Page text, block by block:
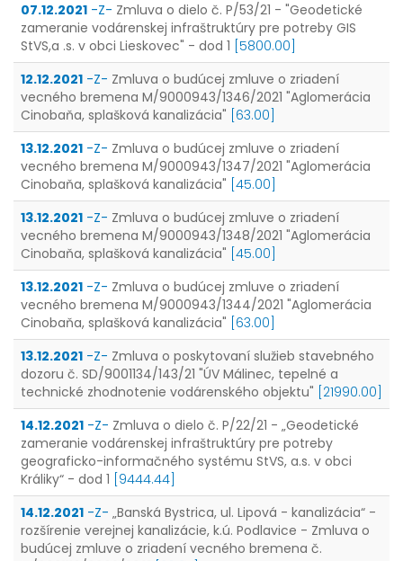
07.12.2021 -Z- Zmluva o dielo č. P/53/21 - "Geodetické
zameranie vodárenskej infraštruktúry pre potreby GIS
StVS,a .s. v obci Lieskovec" - dod 1 [5800.00]
12.12.2021 -Z- Zmluva o budúcej zmluve o zriadení
vecného bremena M/9000943/1346/2021 "Aglomerácia
Cinobaňa, splašková kanalizácia" [63.00]
13.12.2021 -Z- Zmluva o budúcej zmluve o zriadení
vecného bremena M/9000943/1347/2021 "Aglomerácia
Cinobaňa, splašková kanalizácia" [45.00]
13.12.2021 -Z- Zmluva o budúcej zmluve o zriadení
vecného bremena M/9000943/1348/2021 "Aglomerácia
Cinobaňa, splašková kanalizácia" [45.00]
13.12.2021 -Z- Zmluva o budúcej zmluve o zriadení
vecného bremena M/9000943/1344/2021 "Aglomerácia
Cinobaňa, splašková kanalizácia" [63.00]
13.12.2021 -Z- Zmluva o poskytovaní služieb stavebného
dozoru č. SD/9001134/143/21 "ÚV Málinec, tepelné a
technické zhodnotenie vodárenského objektu" [21990.00]
14.12.2021 -Z- Zmluva o dielo č. P/22/21 - „Geodetické
zameranie vodárenskej infraštruktúry pre potreby
geograficko-informačného systému StVS, a.s. v obci
Králiky“ - dod 1 [9444.44]
14.12.2021 -Z- „Banská Bystrica, ul. Lipová - kanalizácia“ -
rozšírenie verejnej kanalizácie, k.ú. Podlavice - Zmluva o
budúcej zmluve o zriadení vecného bremena č.